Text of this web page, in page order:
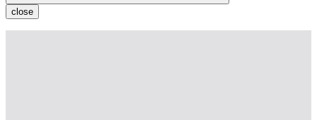
close